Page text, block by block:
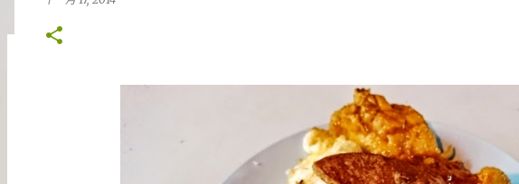
生病不能去旅行, 旅游保险有赔吗 -- TRAVEL